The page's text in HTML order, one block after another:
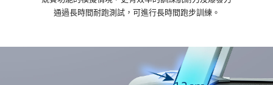
通過長時間耐跑測試，可進行長時間跑步訓練。